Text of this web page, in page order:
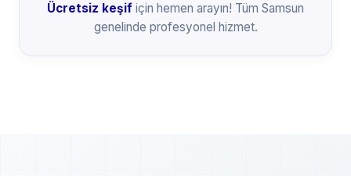
Ücretsiz keşif için hemen arayın! Tüm Samsun
genelinde profesyonel hizmet.